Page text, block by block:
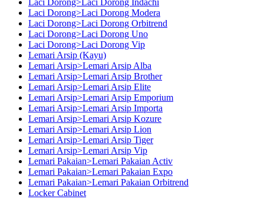
Laci Dorong>Laci Dorong Modera
Laci Dorong>Laci Dorong Orbitrend
Laci Dorong>Laci Dorong Uno
Laci Dorong>Laci Dorong Vip
Lemari Arsip (Kayu)
Lemari Arsip>Lemari Arsip Alba
Lemari Arsip>Lemari Arsip Brother
Lemari Arsip>Lemari Arsip Elite
Lemari Arsip>Lemari Arsip Emporium
Lemari Arsip>Lemari Arsip Importa
Lemari Arsip>Lemari Arsip Kozure
Lemari Arsip>Lemari Arsip Lion
Lemari Arsip>Lemari Arsip Tiger
Lemari Arsip>Lemari Arsip Vip
Lemari Pakaian>Lemari Pakaian Activ
Lemari Pakaian>Lemari Pakaian Expo
Lemari Pakaian>Lemari Pakaian Orbitrend
Locker Cabinet